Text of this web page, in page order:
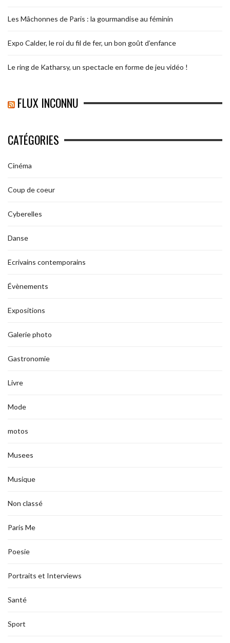
Les Mâchonnes de Paris : la gourmandise au féminin
Expo Calder, le roi du fil de fer, un bon goût d’enfance
Le ring de Katharsy, un spectacle en forme de jeu vidéo !
FLUX INCONNU
CATÉGORIES
Cinéma
Coup de coeur
Cyberelles
Danse
Ecrivains contemporains
Évènements
Expositions
Galerie photo
Gastronomie
Livre
Mode
motos
Musees
Musique
Non classé
Paris Me
Poesie
Portraits et Interviews
Santé
Sport